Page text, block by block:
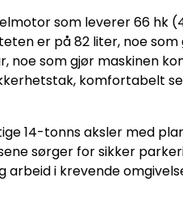
som leverer 66 hk
er på 82 liter, noe som
noe som gjør maskinen
komfortabelt
14-tonns aksler med
sørger for sikker
arbeid i krevende